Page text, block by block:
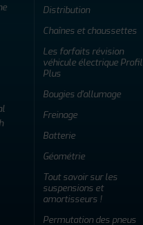
Distribution
Chaînes et chaussettes
Les forfaits révision
véhicule électrique Profil
Plus
Bougies d'allumage
Freinage
Batterie
Géométrie
Tout savoir sur les
suspensions et
amortisseurs !
Permutation des pneus